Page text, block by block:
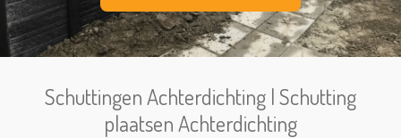
Schuttingen Achterdichting | Schutting
plaatsen Achterdichting